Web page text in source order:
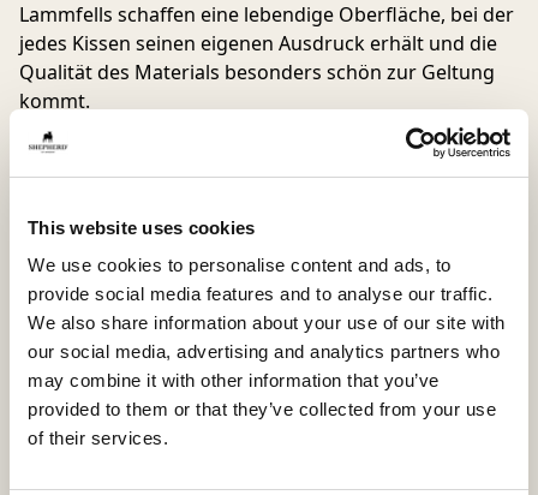
This website uses cookies
We use cookies to personalise content and ads, to
provide social media features and to analyse our traffic.
We also share information about your use of our site with
our social media, advertising and analytics partners who
may combine it with other information that you’ve
provided to them or that they’ve collected from your use
of their services.
Lammfells schaffen eine lebendige Oberfläche, bei der
jedes Kissen seinen eigenen Ausdruck erhält und die
Qualität des Materials besonders schön zur Geltung
kommt.
Das Innenkissen ist großzügig mit einer Mischung aus
und bietet weichen, anschmiegsamen und formbaren
anpasst.
Der Bezug verfügt über einen verdeckten
Reißverschluss und kann bei Bedarf zur einfachen
Reinigung abgenommen werden.
Innenmaterial